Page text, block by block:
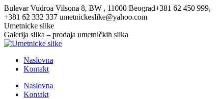
Skip
to
content
Bulevar Vudroa Vilsona 8, BW , 11000 Beograd+381 62 450 999,
+381 62 332 337 umetnickeslike@yahoo.com
Facebook
page
opens
new
window
Twitter
page
opens
new
window
Umetnicke slike
Galerija slika – prodaja umetničkih slika
Naslovna
Kontakt
Naslovna
Kontakt